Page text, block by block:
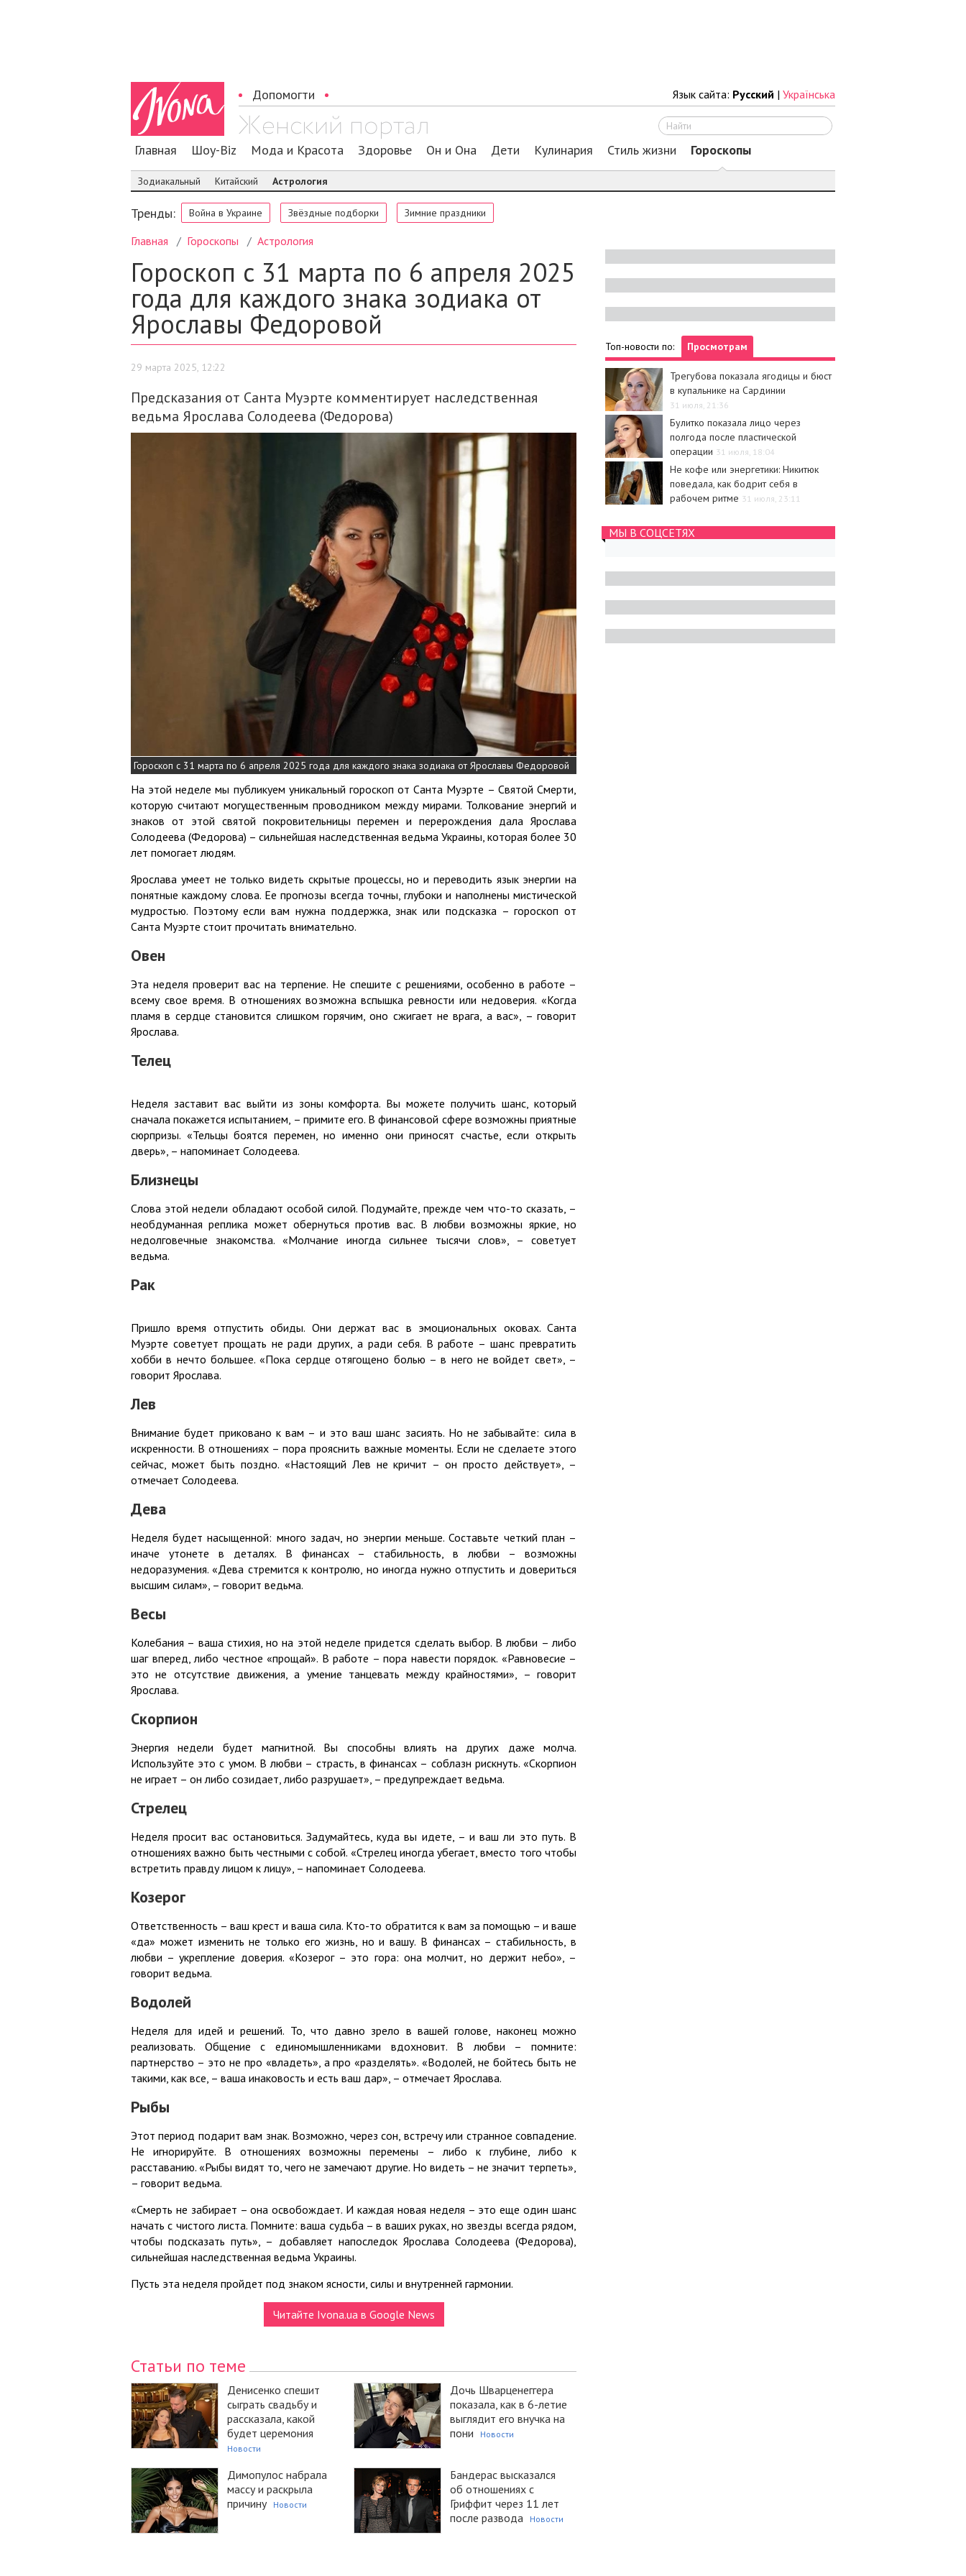
Допомогти Язык сайта: Русский | Українська
Главная Шоу-Biz Мода и Красота Здоровье Он и Она Дети Кулинария Стиль жизни Гороскопы
Зодиакальный Китайский Астрология
Тренды: Война в Украине Звёздные подборки Зимние праздники
Главная Гороскопы Астрология
Гороскоп с 31 марта по 6 апреля 2025
года для каждого знака зодиака от
Ярославы Федоровой
29 марта 2025, 12:22
Предсказания от Санта Муэрте комментирует наследственная
ведьма Ярослава Солодеева (Федорова)
Гороскоп с 31 марта по 6 апреля 2025 года для каждого знака зодиака от Ярославы Федоровой
На этой неделе мы публикуем уникальный гороскоп от Санта Муэрте – Святой Смерти,
которую считают могущественным проводником между мирами. Толкование энергий и
знаков от этой святой покровительницы перемен и перерождения дала Ярослава
Солодеева (Федорова) – сильнейшая наследственная ведьма Украины, которая более 30
лет помогает людям.
Ярослава умеет не только видеть скрытые процессы, но и переводить язык энергии на
понятные каждому слова. Ее прогнозы всегда точны, глубоки и наполнены мистической
мудростью. Поэтому если вам нужна поддержка, знак или подсказка – гороскоп от
Санта Муэрте стоит прочитать внимательно.
Овен
Эта неделя проверит вас на терпение. Не спешите с решениями, особенно в работе –
всему свое время. В отношениях возможна вспышка ревности или недоверия. «Когда
пламя в сердце становится слишком горячим, оно сжигает не врага, а вас», – говорит
Ярослава.
Телец
Неделя заставит вас выйти из зоны комфорта. Вы можете получить шанс, который
сначала покажется испытанием, – примите его. В финансовой сфере возможны приятные
сюрпризы. «Тельцы боятся перемен, но именно они приносят счастье, если открыть
дверь», – напоминает Солодеева.
Близнецы
Слова этой недели обладают особой силой. Подумайте, прежде чем что-то сказать, –
необдуманная реплика может обернуться против вас. В любви возможны яркие, но
недолговечные знакомства. «Молчание иногда сильнее тысячи слов», – советует
ведьма.
Рак
Пришло время отпустить обиды. Они держат вас в эмоциональных оковах. Санта
Муэрте советует прощать не ради других, а ради себя. В работе – шанс превратить
хобби в нечто большее. «Пока сердце отягощено болью – в него не войдет свет», –
говорит Ярослава.
Лев
Внимание будет приковано к вам – и это ваш шанс засиять. Но не забывайте: сила в
искренности. В отношениях – пора прояснить важные моменты. Если не сделаете этого
сейчас, может быть поздно. «Настоящий Лев не кричит – он просто действует», –
отмечает Солодеева.
Дева
Неделя будет насыщенной: много задач, но энергии меньше. Составьте четкий план –
иначе утонете в деталях. В финансах – стабильность, в любви – возможны
недоразумения. «Дева стремится к контролю, но иногда нужно отпустить и довериться
высшим силам», – говорит ведьма.
Весы
Колебания – ваша стихия, но на этой неделе придется сделать выбор. В любви – либо
шаг вперед, либо честное «прощай». В работе – пора навести порядок. «Равновесие –
это не отсутствие движения, а умение танцевать между крайностями», – говорит
Ярослава.
Скорпион
Энергия недели будет магнитной. Вы способны влиять на других даже молча.
Используйте это с умом. В любви – страсть, в финансах – соблазн рискнуть. «Скорпион
не играет – он либо созидает, либо разрушает», – предупреждает ведьма.
Стрелец
Неделя просит вас остановиться. Задумайтесь, куда вы идете, – и ваш ли это путь. В
отношениях важно быть честными с собой. «Стрелец иногда убегает, вместо того чтобы
встретить правду лицом к лицу», – напоминает Солодеева.
Козерог
Ответственность – ваш крест и ваша сила. Кто-то обратится к вам за помощью – и ваше
«да» может изменить не только его жизнь, но и вашу. В финансах – стабильность, в
любви – укрепление доверия. «Козерог – это гора: она молчит, но держит небо», –
говорит ведьма.
Водолей
Неделя для идей и решений. То, что давно зрело в вашей голове, наконец можно
реализовать. Общение с единомышленниками вдохновит. В любви – помните:
партнерство – это не про «владеть», а про «разделять». «Водолей, не бойтесь быть не
такими, как все, – ваша инаковость и есть ваш дар», – отмечает Ярослава.
Рыбы
Этот период подарит вам знак. Возможно, через сон, встречу или странное совпадение.
Не игнорируйте. В отношениях возможны перемены – либо к глубине, либо к
расставанию. «Рыбы видят то, чего не замечают другие. Но видеть – не значит терпеть»,
– говорит ведьма.
«Смерть не забирает – она освобождает. И каждая новая неделя – это еще один шанс
начать с чистого листа. Помните: ваша судьба – в ваших руках, но звезды всегда рядом,
чтобы подсказать путь», – добавляет напоследок Ярослава Солодеева (Федорова),
сильнейшая наследственная ведьма Украины.
Пусть эта неделя пройдет под знаком ясности, силы и внутренней гармонии.
Читайте Ivona.ua в Google News
Статьи по теме
Денисенко спешит
сыграть свадьбу и
рассказала, какой
будет церемония
Новости
Дочь Шварценеггера
показала, как в 6-летие
выглядит его внучка на
пони
Новости
Димопулос набрала
массу и раскрыла
причину
Новости
Бандерас высказался
об отношениях с
Гриффит через 11 лет
после развода
Новости
Топ-новости по: Просмотрам
Трегубова показала ягодицы и бюст
в купальнике на Сардинии
31 июля, 21:36
Булитко показала лицо через
полгода после пластической
операции 31 июля, 18:04
Не кофе или энергетики: Никитюк
поведала, как бодрит себя в
рабочем ритме 31 июля, 23:11
МЫ В СОЦСЕТЯХ